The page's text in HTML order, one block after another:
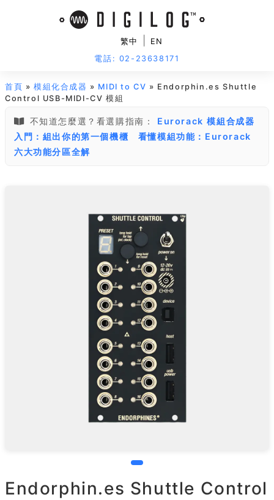
繁中
EN
電話: 02-23638171
首頁 »模組化合成器 » MIDI to CV » Endorphin.es Shuttle
Control USB-MIDI-CV 模組
不知道怎麼選？看選購指南：
Eurorack 模組合成器
入門：組出你的第一個機櫃
看懂模組功能：Eurorack
六大功能分區全解
Endorphin.es Shuttle Control